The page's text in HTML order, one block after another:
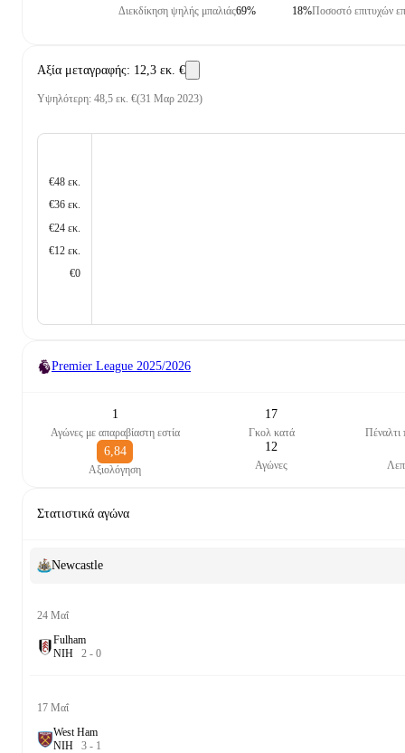
Διεκδίκηση ψηλής μπαλιάς69% Ποσοστό επιτυχών
18%
Αξία μεταγραφής: 12,3 εκ. €
Υψηλότερη: 48,5 εκ. €(31 Μαρ 2023)
€48 εκ.
€36 εκ.
€24 εκ.
€12 εκ.
€0
Premier League 2025/2026
1
Αγώνες με απαραβίαστη εστία
17
Γκολ κατά Πέναλτι
6,84
Αξιολόγηση
12
Αγώνες
Στατιστικά αγώνα
Newcastle
24 Μαΐ
Fulham
ΝΙΗ 2 - 0
17 Μαΐ
West Ham
ΝΙΗ 3 - 1